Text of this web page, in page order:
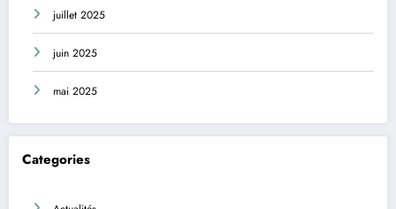
juillet 2025
juin 2025
mai 2025
Categories